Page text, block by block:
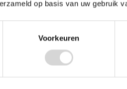
op basis van uw gebruik
Voorkeuren
Top, makkelijk,
Gebruik: Opvangen